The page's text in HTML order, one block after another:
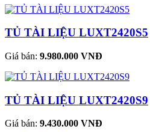
TỦ TÀI LIỆU LUXT2420S5
Giá bán: 9.980.000 VNĐ
TỦ TÀI LIỆU LUXT2420S9
Giá bán: 9.430.000 VNĐ